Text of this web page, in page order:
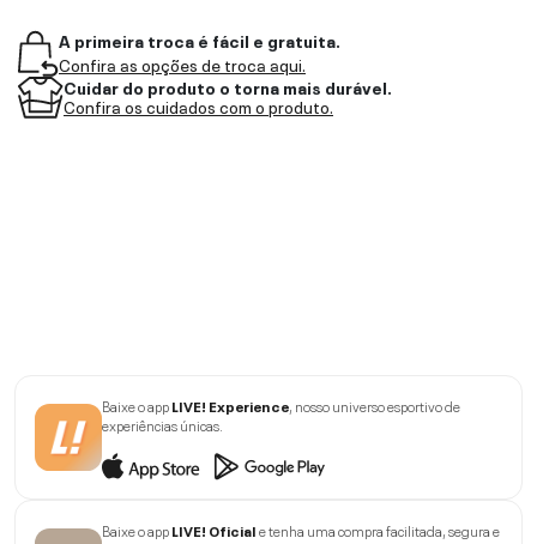
A primeira troca é fácil e gratuita.
Confira as opções de troca aqui.
Cuidar do produto o torna mais durável.
Confira os cuidados com o produto.
Baixe o appLIVE! Experience , nosso universo esportivo de
experiências únicas.
Baixe o appLIVE! Oficiale tenha uma compra facilitada, segura e